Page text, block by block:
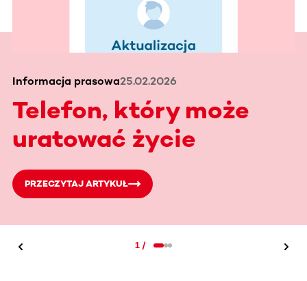
Informacja prasowa25.02.2026
Telefon, który może
uratować życie
PRZECZYTAJ ARTYKUŁ
1 /